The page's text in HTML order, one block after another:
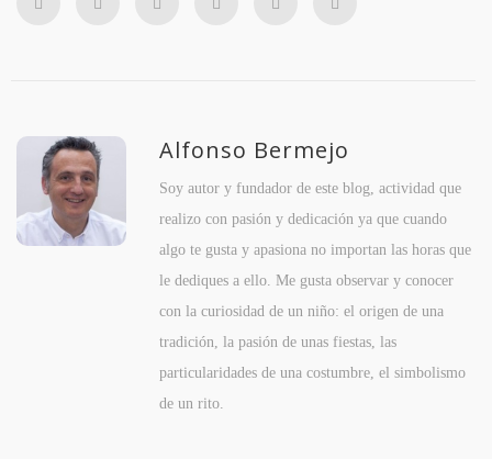
Alfonso Bermejo
Soy autor y fundador de este blog, actividad que
realizo con pasión y dedicación ya que cuando
algo te gusta y apasiona no importan las horas que
le dediques a ello. Me gusta observar y conocer
con la curiosidad de un niño: el origen de una
tradición, la pasión de unas fiestas, las
particularidades de una costumbre, el simbolismo
de un rito.